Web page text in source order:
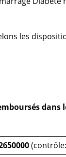
les
dans
(contrôle: